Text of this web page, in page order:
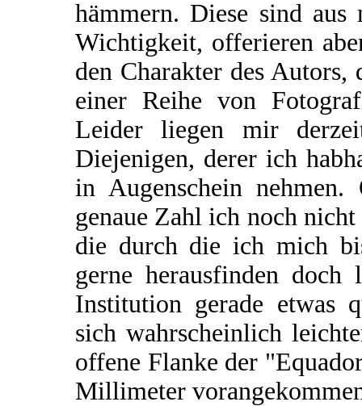
hämmern. Diese sind aus
Wichtigkeit, offerieren
den Charakter des
einer Reihe von
Leider liegen mir
Diejenigen, derer ich
in Augenschein
genaue Zahl ich noch
die durch die ich mich
gerne herausfinden
Institution gerade etwas
sich wahrscheinlich
offene Flanke der
Millimeter